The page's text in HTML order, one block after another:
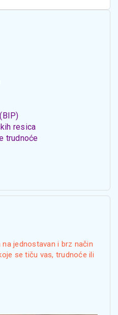
resica
trudnoće
jednostavan i brz način
se tiču vas, trudnoće ili